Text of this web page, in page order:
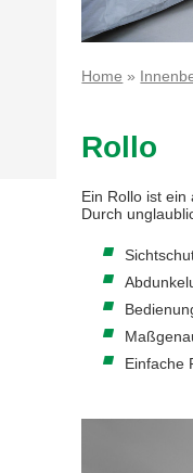
Home »
Rollo
Ein Rollo ist
Durch
Einfache